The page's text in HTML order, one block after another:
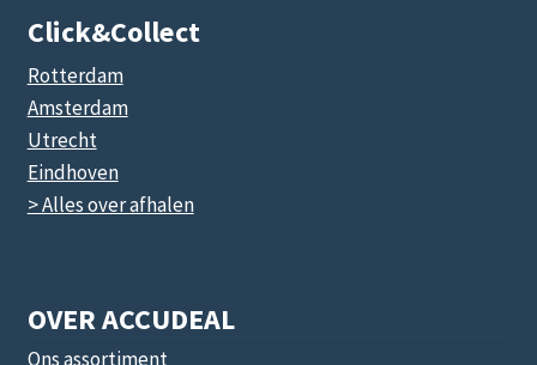
Click&collect
Rotterdam
Amsterdam
Utrecht
Eindhoven
> Alles over afhalen
OVER ACCUDEAL
Ons assortiment